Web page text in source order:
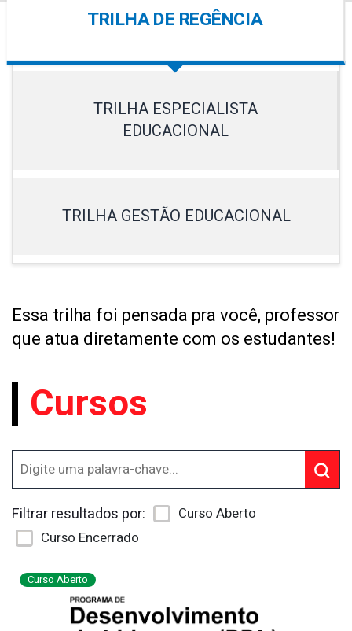
TRILHA DE REGÊNCIA
TRILHA ESPECIALISTA
EDUCACIONAL
TRILHA GESTÃO EDUCACIONAL
Essa trilha foi pensada pra você, professor
que atua diretamente com os estudantes!
Cursos
Filtrar resultados por:
Curso Aberto
Curso Encerrado
Curso Aberto